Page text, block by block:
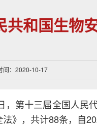
共和国生物
间：2020-10-17
，第十三届全国人民
》，共计88条，自